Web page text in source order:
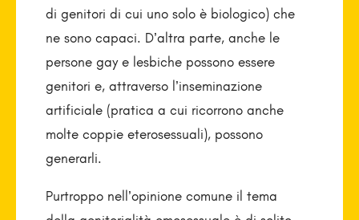
di genitori di cui uno solo è biologico) che
ne sono capaci. D’altra parte, anche le
persone gay e lesbiche possono essere
genitori e, attraverso l’inseminazione
artificiale (pratica a cui ricorrono anche
molte coppie eterosessuali), possono
generarli.
Purtroppo nell’opinione comune il tema